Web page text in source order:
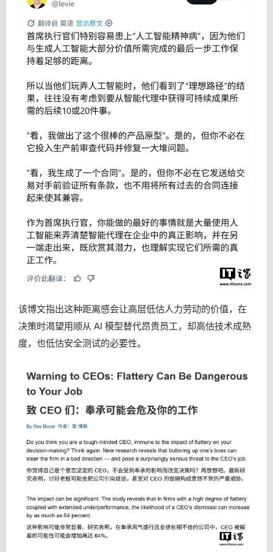
该博文指出这种距离感会让高层低估人力劳动的价值，在
决策时渴望用顺从 AI 模型替代昂贵员工，却高估技术成熟
度，也低估安全测试的必要性。